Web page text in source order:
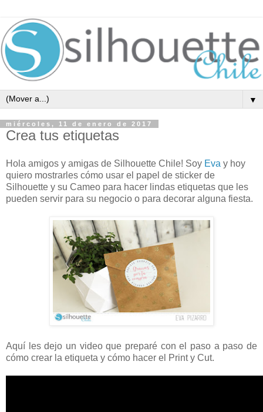
▼
miércoles, 11 de enero de 2017
Crea tus etiquetas
Hola amigos y amigas de Silhouette Chile! Soy Eva y hoy
quiero mostrarles cómo usar el papel de sticker de
Silhouette y su Cameo para hacer lindas etiquetas que les
pueden servir para su negocio o para decorar alguna fiesta.
Aquí les dejo un video que preparé con el paso a paso de
cómo crear la etiqueta y cómo hacer el Print y Cut.